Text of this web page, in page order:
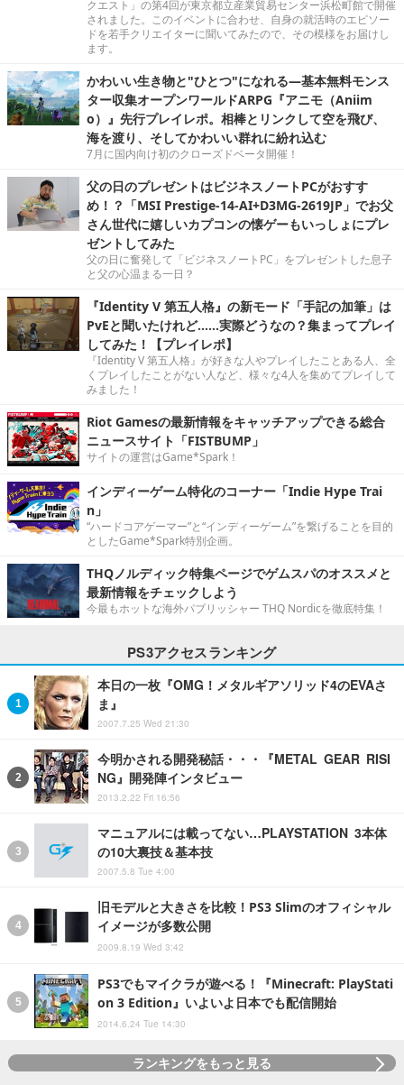
クエスト」の第4回が東京都立産業貿易センター浜松町館で開催
されました。このイベントに合わせ、自身の就活時のエピソー
ドを若手クリエイターに聞いてみたので、その模様をお届けし
ます。
かわいい生き物と"ひとつ"になれる―基本無料モンス
ター収集オープンワールドARPG『アニモ（Aniim
o）』先行プレイレポ。相棒とリンクして空を飛び、
海を渡り、そしてかわいい群れに紛れ込む
7月に国内向け初のクローズドベータ開催！
父の日のプレゼントはビジネスノートPCがおすす
め！？「MSI Prestige-14-AI+D3MG-2619JP」でお父
さん世代に嬉しいカプコンの懐ゲーもいっしょにプレ
ゼントしてみた
父の日に奮発して「ビジネスノートPC」をプレゼントした息子
と父の心温まる一日？
『Identity V 第五人格』の新モード「手記の加筆」は
PvEと聞いたけれど……実際どうなの？集まってプレイ
してみた！【プレイレポ】
『Identity V 第五人格』が好きな人やプレイしたことある人、全
くプレイしたことがない人など、様々な4人を集めてプレイして
みました！
Riot Gamesの最新情報をキャッチアップできる総合
ニュースサイト「FISTBUMP」
サイトの運営はGame*Spark！
インディーゲーム特化のコーナー「Indie Hype Trai
n」
“ハードコアゲーマー”と“インディーゲーム”を繋げることを目的
としたGame*Spark特別企画。
THQノルディック特集ページでゲムスパのオススメと
最新情報をチェックしよう
今最もホットな海外パブリッシャー THQ Nordicを徹底特集！
PS3アクセスランキング
本日の一枚『OMG！メタルギアソリッド4のEVAさ
ま』
2007.7.25 Wed 21:30
今明かされる開発秘話・・・『METAL GEAR RISI
NG』開発陣インタビュー
2013.2.22 Fri 16:56
マニュアルには載ってない…PLAYSTATION 3本体
の10大裏技＆基本技
2007.5.8 Tue 4:00
旧モデルと大きさを比較！PS3 Slimのオフィシャル
イメージが多数公開
2009.8.19 Wed 3:42
PS3でもマイクラが遊べる！『Minecraft: PlayStati
on 3 Edition』いよいよ日本でも配信開始
2014.6.24 Tue 14:30
ランキングをもっと見る